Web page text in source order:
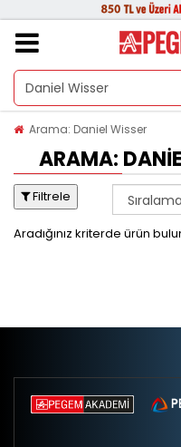
Arama: Daniel Wisser
ARAMA:
Filtrele
Aradığınız kriterde ürün